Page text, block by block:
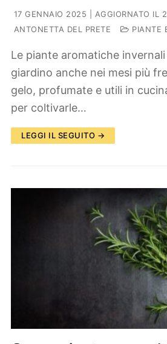
17 GENNAIO 2025 | AGGIORNATO IL
ANTONETTA DEL PRETE
PIANTE
Le piante aromatiche
giardino anche nei mesi più
gelo, profumate e utili in
per coltivarle…
LEGGI IL SEGUITO →